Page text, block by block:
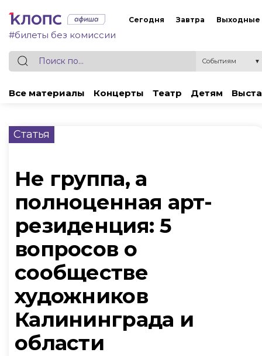
#билеты без комиссии
Сегодня Завтра Выходные
Событиям ▼
Все материалы Концерты Театр Детям
Статья
Не группа, а
полноценная арт-
резиденция: 5
вопросов о
сообществе
художников
Калининграда и
области